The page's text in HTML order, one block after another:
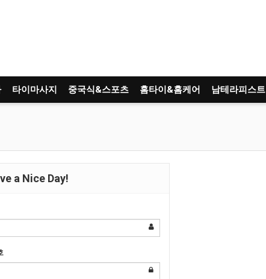
타이마사지 중국식&스포츠 홈타이&홈케어 남테라피스트
a Nice Day!